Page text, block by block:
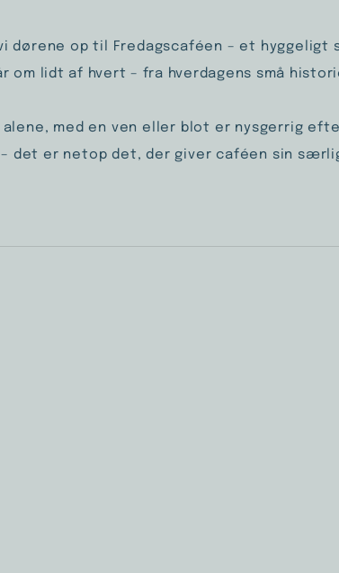
dørene op til Fredagscaféen – et hyggeligt
om lidt af hvert – fra hverdagens små
med en ven eller blot er nysgerrig
det er netop det, der giver caféen sin